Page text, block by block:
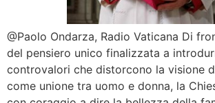
@Paolo Ondarza, Radio Vaticana Di
del pensiero unico finalizzata a
controvalori che distorcono la visione
come unione tra uomo e donna, la